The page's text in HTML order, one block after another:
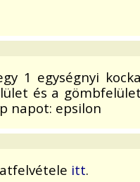
1 egységnyi
és a
napot: epsilon
itt.